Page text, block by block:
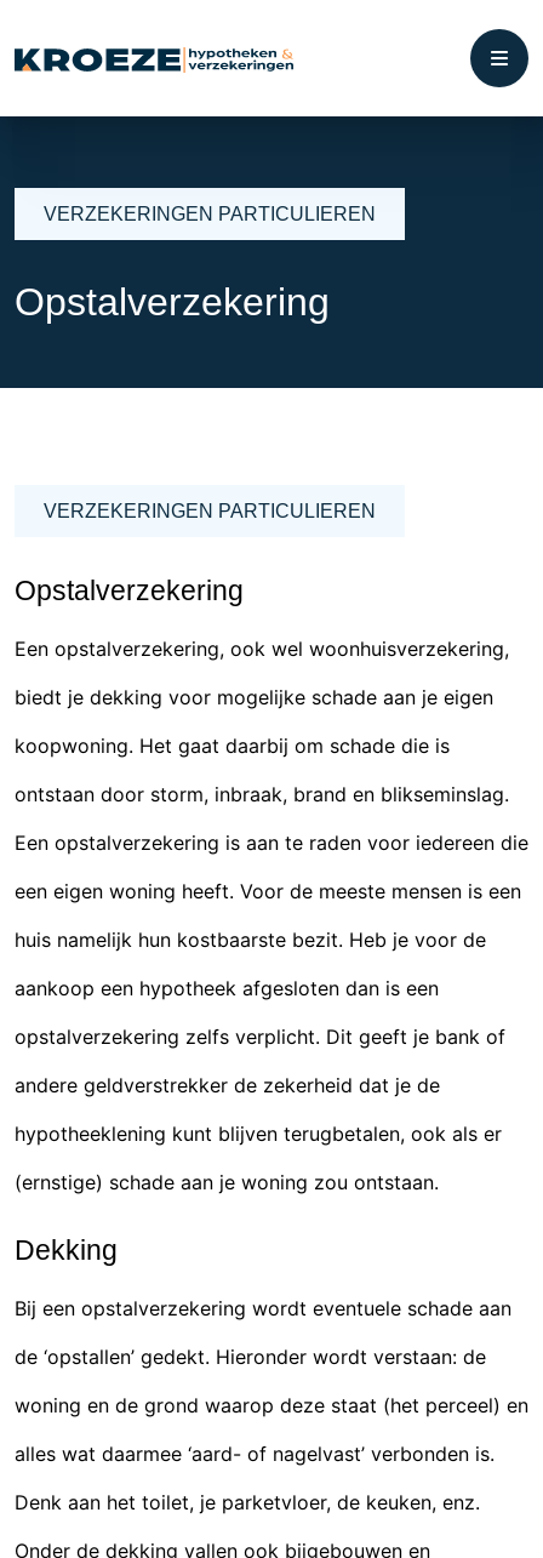
VERZEKERINGEN PARTICULIEREN
Opstalverzekering
VERZEKERINGEN PARTICULIEREN
Opstalverzekering
Een opstalverzekering, ook wel woonhuisverzekering,
biedt je dekking voor mogelijke schade aan je eigen
koopwoning. Het gaat daarbij om schade die is
ontstaan door storm, inbraak, brand en blikseminslag.
Een opstalverzekering is aan te raden voor iedereen die
een eigen woning heeft. Voor de meeste mensen is een
huis namelijk hun kostbaarste bezit. Heb je voor de
aankoop een hypotheek afgesloten dan is een
opstalverzekering zelfs verplicht. Dit geeft je bank of
andere geldverstrekker de zekerheid dat je de
hypotheeklening kunt blijven terugbetalen, ook als er
(ernstige) schade aan je woning zou ontstaan.
Dekking
Bij een opstalverzekering wordt eventuele schade aan
de ‘opstallen’ gedekt. Hieronder wordt verstaan: de
woning en de grond waarop deze staat (het perceel) en
alles wat daarmee ‘aard- of nagelvast’ verbonden is.
Denk aan het toilet, je parketvloer, de keuken, enz.
Onder de dekking vallen ook bijgebouwen en